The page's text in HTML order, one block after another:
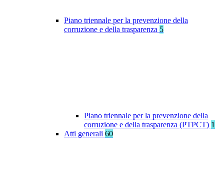
Piano triennale per la prevenzione della
corruzione e della trasparenza 5
Piano triennale per la prevenzione della
corruzione e della trasparenza (PTPCT) 1
Atti generali 60